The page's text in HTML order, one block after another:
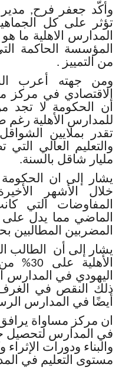
وأكّد جعفر فرح,
تؤثر على كل
المدارس الاهلية ما
المؤسسة الحاكمة
من التمييز .
ومن جهته أعرب
الاقتصادي في مركز
أن الحكومة لا تجد
للمدارس الأهلية رغم
تقدر بملايين
مليار شاقل بالسنة.
يشار إلى ان
خلال الأشهر
المفاوضات التي
الماضي مما يدل
المضربين المطالبين
يشار إلى أن
اليهودي في المدارس
ذلك النقص في الغرف
أيضًا في المدارس
ان مركز مساواة
في المدارس لتحصيل
والبناء ودورات
مستوى التعليم في